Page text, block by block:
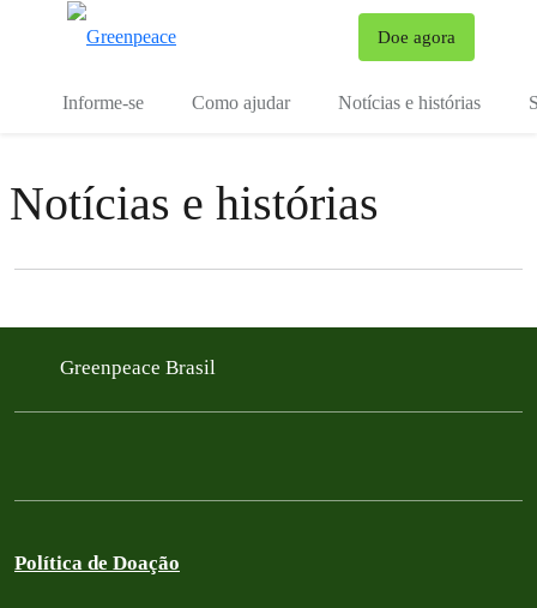
Doe agora
Informe-se Como ajudar Notícias e histórias
Notícias e histórias
Filter posts
Greenpeace Brasil
Política de Doação